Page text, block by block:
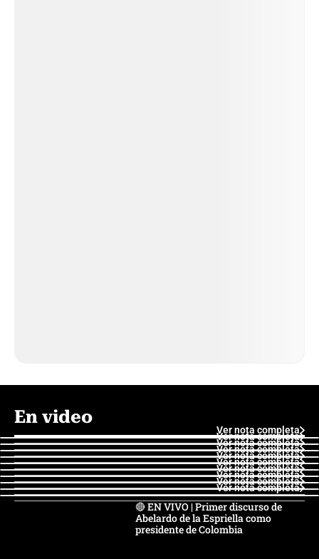
En video
Ver nota completa
Ver nota completa
Ver nota completa
Ver nota completa
Ver nota completa
Ver nota completa
Ver nota completa
Ver nota completa
Ver nota completa
Ver nota completa
🔴 EN VIVO | Primer discurso de
Abelardo de la Espriella como
presidente de Colombia